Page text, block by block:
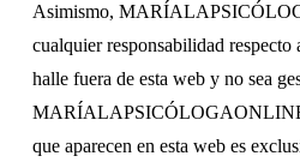
Asimismo,
cualquier responsabilidad respecto
halle fuera de esta web y no sea
que aparecen en esta web es